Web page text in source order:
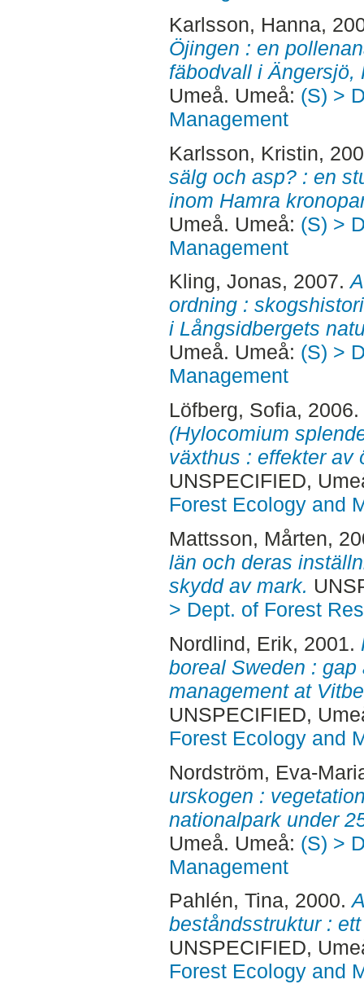
Karlsson, Hanna,
Öjingen : en
fäbodvall i Ängersjö,
Umeå. Umeå: (S) >
Management
Karlsson, Kristin,
sälg och asp? : en
inom Hamra
Umeå. Umeå: (S) >
Management
Kling, Jonas, 2007.
ordning :
i Långsidbergets
Umeå. Umeå: (S) >
Management
Löfberg, Sofia, 2006.
(Hylocomium
växthus : effekter av
UNSPECIFIED,
Forest Ecology and
Mattsson, Mårten,
län och deras
skydd av mark.
> Dept. of Forest
Nordlind, Erik, 2001.
boreal Sweden :
management at
UNSPECIFIED,
Forest Ecology and
Nordström, Eva-
urskogen :
nationalpark under
Umeå. Umeå: (S) >
Management
Pahlén, Tina, 2000.
beståndsstruktur :
UNSPECIFIED,
Forest Ecology and